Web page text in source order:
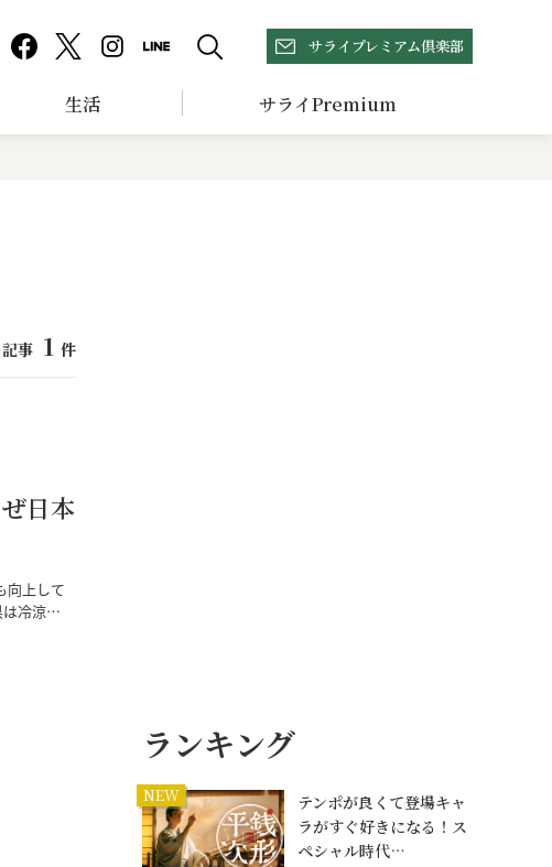
サライプレミアム倶楽部
生活 サライPremium
事 1 件
日本
向上して
は冷涼…
ランキング
NEW
テンポが良くて登場キャ
ラがすぐ好きになる！ス
ペシャル時代…